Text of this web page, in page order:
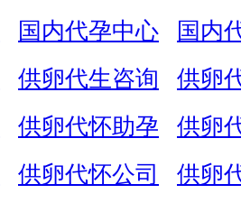
国内代孕中心 国内
供卵代生咨询 供卵
供卵代怀助孕 供卵
供卵代怀公司 供卵